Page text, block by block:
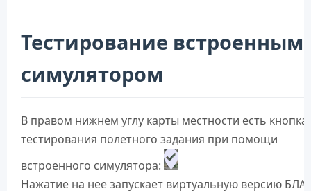
Тестирование встроенным
симулятором
В правом нижнем углу карты местности есть кнопка
тестирования полетного задания при помощи
встроенного симулятора:
Нажатие на нее запускает виртуальную версию БЛА